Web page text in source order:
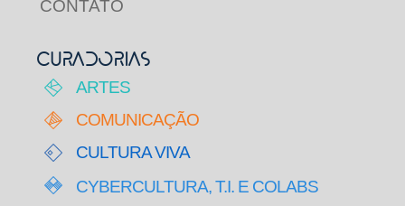
CONTATO
CURADORIAS
ARTES
COMUNICAÇÃO
CULTURA VIVA
CYBERCULTURA, T.I. E COLABS